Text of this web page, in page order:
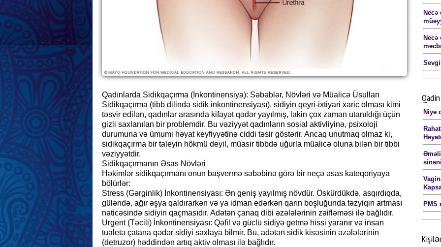
Qadınlarda Sidikqaçırma (İnkontinensiya): Səbəblər, Növləri və Müalicə Üsulları
Sidikqaçırma (tibb dilində sidik inkontinensiyası), sidiyin qeyri-ixtiyari xaric olması kimi
təsvir edilən, qadınlar arasında kifayət qədər yayılmış, lakin çox zaman utanıldığı üçün
gizli saxlanılan bir problemdir. Bu vəziyyət qadınların sosial aktivliyinə, psixoloji
durumuna və ümumi həyat keyfiyyətinə ciddi təsir göstərir. Ancaq unutmaq olmaz ki,
sidikqaçırma bir taleyin hökmü deyil, müasir tibbdə uğurla müalicə oluna bilən bir tibbi
vəziyyətdir.
Sidikqaçırmanın Əsas Növləri
Həkimlər sidikqaçırmanı onun başvermə səbəbinə görə bir neçə əsas kateqoriyaya
bölürlər:
Stress (Gərginlik) İnkontinensiyası: Ən geniş yayılmış növdür. Öskürdükdə, asqırdıqda,
güləndə, ağır əşya qaldırarkən və ya idman edərkən qarın boşluğunda təzyiqin artması
nəticəsində sidiyin qaçmasıdır. Adətən çanaq dibi əzələlərinin zəifləməsi ilə bağlıdır.
Urgent (Təcili) İnkontinensiyası: Qəfil və güclü sidiyə getmə hissi yaranır və insan
tualetə çatana qədər sidiyi saxlaya bilmir. Bu, adətən sidik kisəsinin əzələlərinin
(detruzor) həddindən artıq aktiv olması ilə bağlıdır.
Necə
Necə
Niyə
PMS